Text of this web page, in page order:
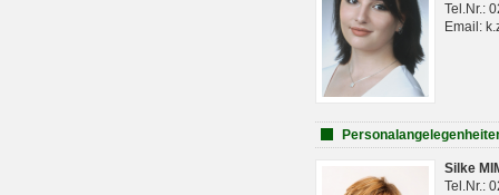
Tel.Nr.:
Email:
Silke
Tel.Nr.: